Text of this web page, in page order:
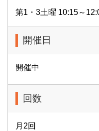
第1・3土曜 10:15～
開催日
開催中
回数
月2回